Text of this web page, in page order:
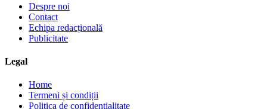
Despre noi
Contact
Echipa redacțională
Publicitate
Legal
Home
Termeni și condiții
Politica de confidențialitate